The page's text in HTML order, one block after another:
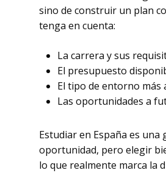
sino de construir un plan
tenga en cuenta:
La carrera y sus
El presupuesto
El tipo de entorno más
Las oportunidades a
Estudiar en España es una
oportunidad, pero elegir
lo que realmente marca la